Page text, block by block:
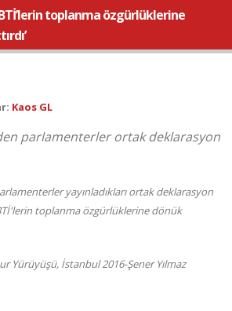
toplanma özgürlüklerine
Kaos GL
parlamenterler ortak deklarasyon
yayınladıkları ortak deklarasyon
toplanma özgürlüklerine dönük
Yürüyüşü, İstanbul 2016-Şener Yılmaz